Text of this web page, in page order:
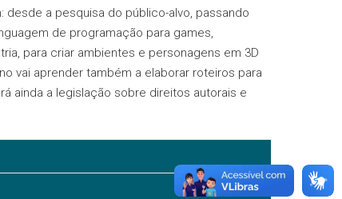
a pesquisa do público-alvo, passando
de programação para games,
para criar ambientes e personagens em 3D
vai aprender também a elaborar roteiros para
ainda a legislação sobre direitos autorais e